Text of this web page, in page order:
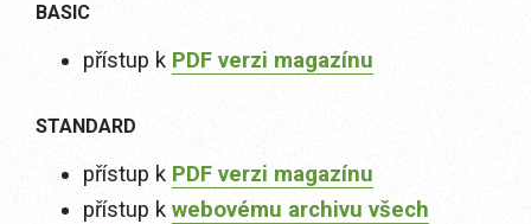
BASIC
přístup k PDF verzi magazínu
STANDARD
přístup k PDF verzi magazínu
přístup k webovému archivu všech